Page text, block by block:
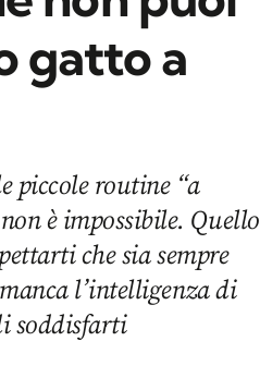
gatto a
piccole routine “a
è impossibile. Quello
che sia sempre
l’intelligenza di
soddisfarti